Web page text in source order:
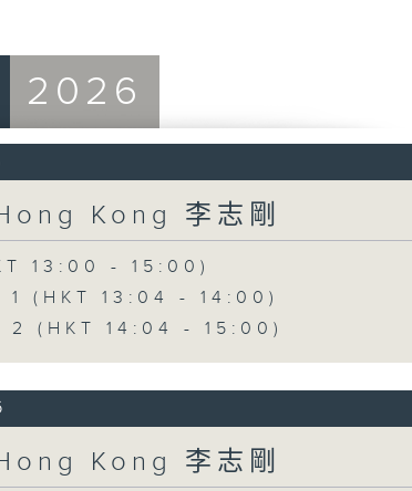
2026
Kong 李志剛
13:00 - 15:00)
1 (HKT 13:04 - 14:00)
2 (HKT 14:04 - 15:00)
Kong 李志剛